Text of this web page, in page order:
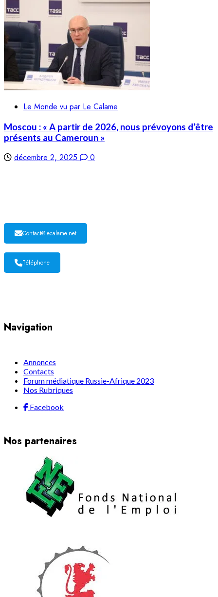
Le Monde vu par Le Calame
Moscou : « A partir de 2026, nous prévoyons d’être
présents au Cameroun »
décembre 2, 2025 0
Contact@lecalame.net
Téléphone
Navigation
Annonces
Contacts
Forum médiatique Russie-Afrique 2023
Nos Rubriques
Facebook
Nos partenaires